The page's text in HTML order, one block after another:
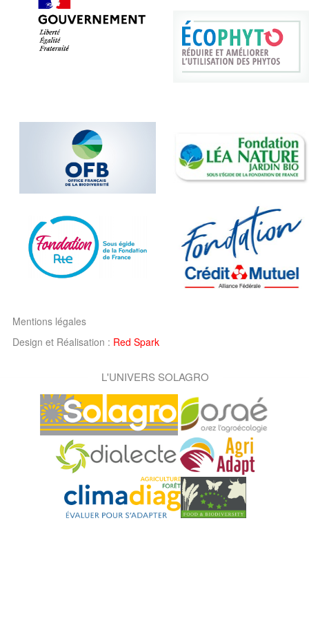
Mentions légales
Design et Réalisation : Red Spark
L'UNIVERS SOLAGRO